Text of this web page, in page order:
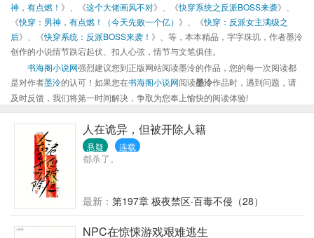
神，有点燃！ 》、《这个大佬画风不对》、《快穿系统之反派BOSS来袭》、
《快穿：男神，有点燃！（今天先败一个亿） 》、《快穿：反派女主满级之
后》、《快穿系统：反派BOSS来袭！ 》、等，本本精品，字字珠玑，作者墨泠
创作的小说情节跌宕起伏、扣人心弦，情节与文笔俱佳。
书海阁小说网强烈建议您到正版网站阅读墨泠的作品，您的每一次阅读都
是对作者墨泠的认可！如果您在书海阁小说网阅读墨泠作品时，遇到问题，请
及时反馈，我们将第一时间解决，争取为您奉上愉快的阅读体验!
人在诡异，但被开除人籍
悬疑 连载
都杀了。
最新： 第197章 极夜禁区·百毒不侵（28）
NPC在惊悚游戏艰难逃生